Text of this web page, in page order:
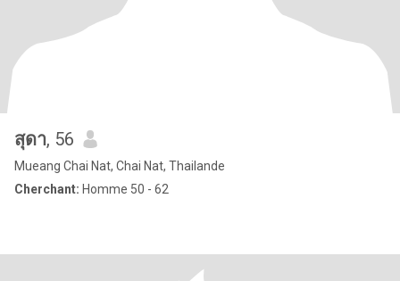
สุดา, 56
Mueang Chai Nat, Chai Nat, Thailande
Cherchant: Homme 50 - 62